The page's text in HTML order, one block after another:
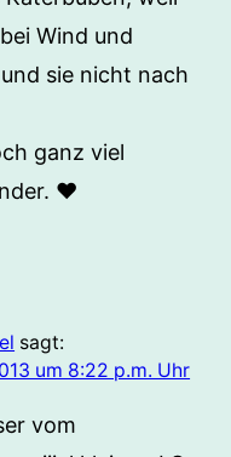
Wind und
sie nicht nach
ganz viel
♥
sagt:
um 8:22 p.m. Uhr
vom